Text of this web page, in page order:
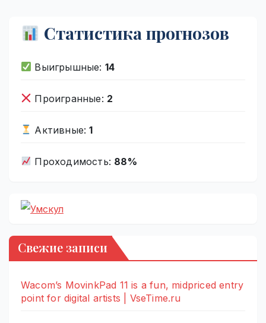
Статистика прогнозов
Выигрышные: 14
Проигранные: 2
Активные:1
Проходимость: 88%
Свежие записи
Wacom’s MovinkPad 11 is a fun, midpriced entry
point for digital artists | VseTime.ru